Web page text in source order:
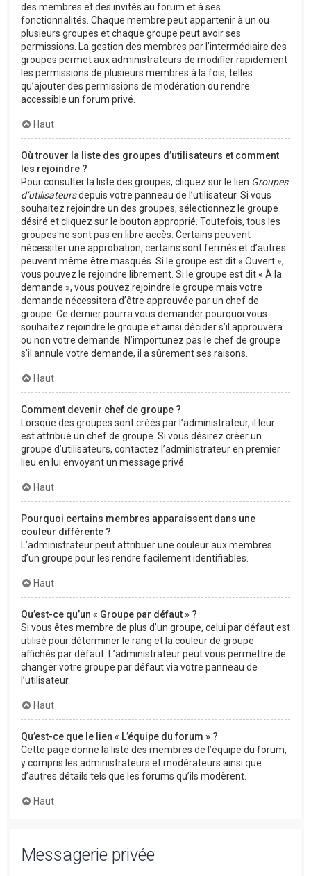
des membres et des invités au forum et à ses
fonctionnalités. Chaque membre peut appartenir à un ou
plusieurs groupes et chaque groupe peut avoir ses
permissions. La gestion des membres par l’intermédiaire des
groupes permet aux administrateurs de modifier rapidement
les permissions de plusieurs membres à la fois, telles
qu’ajouter des permissions de modération ou rendre
accessible un forum privé.
Haut
Où trouver la liste des groupes d’utilisateurs et comment
les rejoindre ?
Pour consulter la liste des groupes, cliquez sur le lien Groupes
d’utilisateursdepuis votre panneau de l’utilisateur. Si vous
souhaitez rejoindre un des groupes, sélectionnez le groupe
désiré et cliquez sur le bouton approprié. Toutefois, tous les
groupes ne sont pas en libre accès. Certains peuvent
nécessiter une approbation, certains sont fermés et d’autres
peuvent même être masqués. Si le groupe est dit « Ouvert »,
vous pouvez le rejoindre librement. Si le groupe est dit « À la
demande », vous pouvez rejoindre le groupe mais votre
demande nécessitera d’être approuvée par un chef de
groupe. Ce dernier pourra vous demander pourquoi vous
souhaitez rejoindre le groupe et ainsi décider s’il approuvera
ou non votre demande. N’importunez pas le chef de groupe
s’il annule votre demande, il a sûrement ses raisons.
Haut
Comment devenir chef de groupe ?
Lorsque des groupes sont créés par l’administrateur, il leur
est attribué un chef de groupe. Si vous désirez créer un
groupe d’utilisateurs, contactez l’administrateur en premier
lieu en lui envoyant un message privé.
Haut
Pourquoi certains membres apparaissent dans une
couleur différente ?
L’administrateur peut attribuer une couleur aux membres
d’un groupe pour les rendre facilement identifiables.
Haut
Qu’est-ce qu’un « Groupe par défaut » ?
Si vous êtes membre de plus d’un groupe, celui par défaut est
utilisé pour déterminer le rang et la couleur de groupe
affichés par défaut. L’administrateur peut vous permettre de
changer votre groupe par défaut via votre panneau de
l’utilisateur.
Haut
Qu’est-ce que le lien « L’équipe du forum » ?
Cette page donne la liste des membres de l’équipe du forum,
y compris les administrateurs et modérateurs ainsi que
d’autres détails tels que les forums qu’ils modèrent.
Haut
Messagerie privée